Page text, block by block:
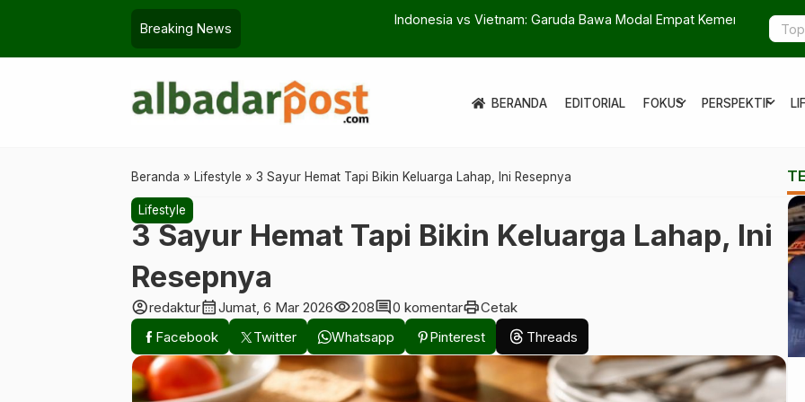
Breaking News
Indonesia vs Vietnam: Garuda Bawa Modal Empat Kemenangan Beruntun IDSD
BERANDA EDITORIAL FOKUS
expand_more PERSPEKTIF
expand_more
Beranda » Lifestyle » 3 Sayur Hemat Tapi Bikin Keluarga Lahap, Ini Resepnya
Lifestyle
3 Sayur Hemat Tapi Bikin Keluarga Lahap, Ini
Resepnya
account_circleredakturcalendar_monthJumat, 6 Mar 2026visibility208comment0 komentarprintCetak
Facebook
Twitter Whatsapp Pinterest Threads